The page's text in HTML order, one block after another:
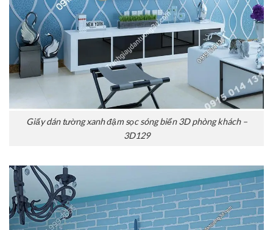
Giấy dán tường xanh đậm sọc sóng biển 3D phòng khách –
3D129